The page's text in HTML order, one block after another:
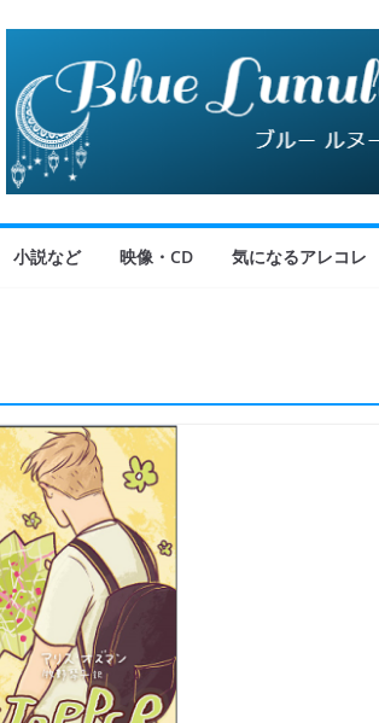
小説など 映像・CD 気になるアレコレ